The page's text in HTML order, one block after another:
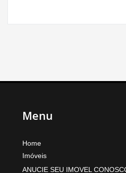
Menu
Home
Imóveis
ANUCIE SEU IMOVEL